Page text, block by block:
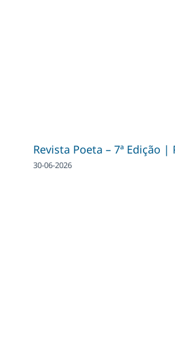
Revista Poeta – 7ª Edição
30-06-2026